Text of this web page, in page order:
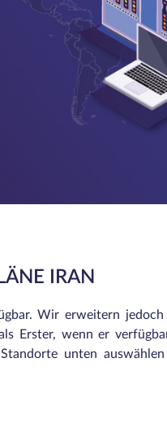
IRAN
Wir erweitern
Erster, wenn er
unten